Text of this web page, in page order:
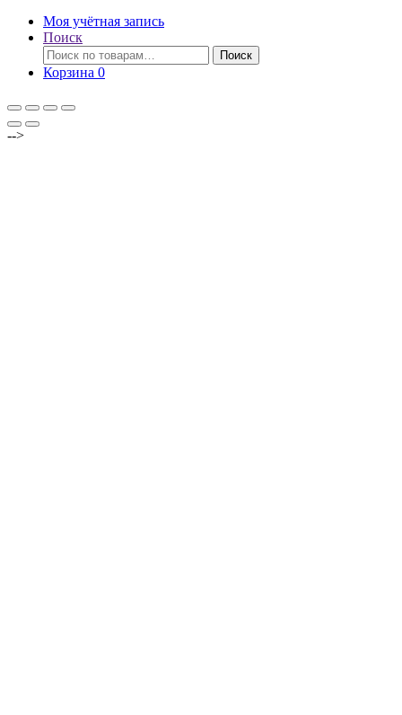
Моя учётная запись
Поиск
Искать:
Поиск
Корзина 0
-->